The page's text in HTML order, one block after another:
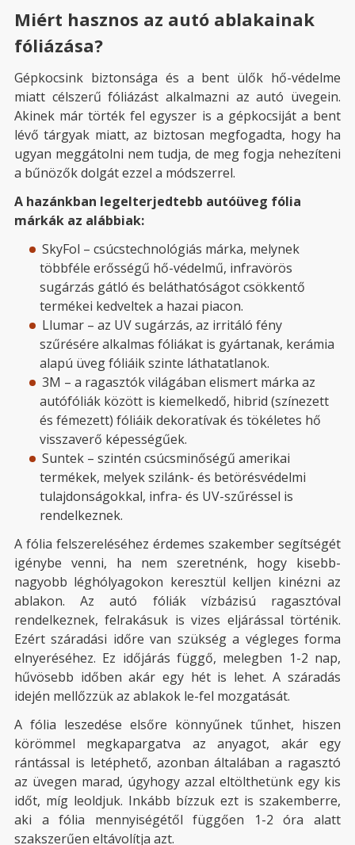
Miért hasznos az autó ablakainak
fóliázása?
Gépkocsink biztonsága és a bent ülők hő-védelme
miatt célszerű fóliázást alkalmazni az autó üvegein.
Akinek már törték fel egyszer is a gépkocsiját a bent
lévő tárgyak miatt, az biztosan megfogadta, hogy ha
ugyan meggátolni nem tudja, de meg fogja nehezíteni
a bűnözők dolgát ezzel a módszerrel.
A hazánkban legelterjedtebb autóüveg fólia
márkák az alábbiak:
SkyFol – csúcstechnológiás márka, melynek
többféle erősségű hő-védelmű, infravörös
sugárzás gátló és beláthatóságot csökkentő
termékei kedveltek a hazai piacon.
Llumar – az UV sugárzás, az irritáló fény
szűrésére alkalmas fóliákat is gyártanak, kerámia
alapú üveg fóliáik szinte láthatatlanok.
3M – a ragasztók világában elismert márka az
autófóliák között is kiemelkedő, hibrid (színezett
és fémezett) fóliáik dekoratívak és tökéletes hő
visszaverő képességűek.
Suntek – szintén csúcsminőségű amerikai
termékek, melyek szilánk- és betörésvédelmi
tulajdonságokkal, infra- és UV-szűréssel is
rendelkeznek.
A fólia felszereléséhez érdemes szakember segítségét
igénybe venni, ha nem szeretnénk, hogy kisebb-
nagyobb léghólyagokon keresztül kelljen kinézni az
ablakon. Az autó fóliák vízbázisú ragasztóval
rendelkeznek, felrakásuk is vizes eljárással történik.
Ezért száradási időre van szükség a végleges forma
elnyeréséhez. Ez időjárás függő, melegben 1-2 nap,
hűvösebb időben akár egy hét is lehet. A száradás
idején mellőzzük az ablakok le-fel mozgatását.
A fólia leszedése elsőre könnyűnek tűnhet, hiszen
körömmel megkapargatva az anyagot, akár egy
rántással is letéphető, azonban általában a ragasztó
az üvegen marad, úgyhogy azzal eltölthetünk egy kis
időt, míg leoldjuk. Inkább bízzuk ezt is szakemberre,
aki a fólia mennyiségétől függően 1-2 óra alatt
szakszerűen eltávolítja azt.